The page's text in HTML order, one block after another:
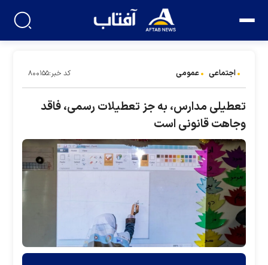
اجتماعی عمومی کد خبر:۸۰۰۱۵۵
تعطیلی مدارس، به جز تعطیلات رسمی، فاقد
وجاهت قانونی است